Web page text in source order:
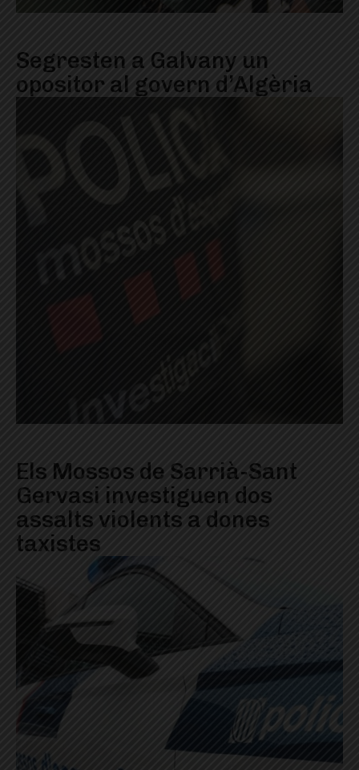
Segresten a Galvany un
opositor al govern d’Algèria
Els Mossos de Sarrià-Sant
Gervasi investiguen dos
assalts violents a dones
taxistes